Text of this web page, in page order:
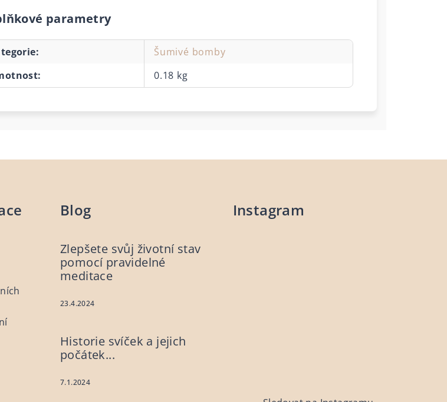
parametry
:
Šumivé bomby
: 0.18 kg
Blog
Zlepšete svůj životní stav
pomocí pravidelné
meditace
23.4.2024
Historie svíček a jejich
počátek...
7.1.2024
Instagram